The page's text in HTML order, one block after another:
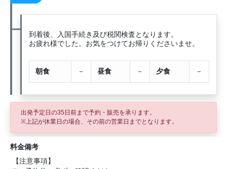
到着後、入国手続き及び税関検査となります。
お疲れ様でした。お気をつけてお帰りくださいませ。
朝食 － 昼食 － 夕食 －
出発予定日の35日前まで予約・販売を承ります。
※上記が休業日の場合、その前の営業日までとなります。
料金備考
【注意事項】